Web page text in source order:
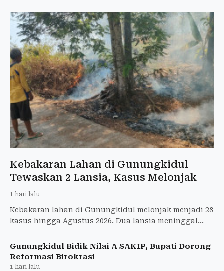
Kebakaran Lahan di Gunungkidul
Tewaskan 2 Lansia, Kasus Melonjak
1 hari lalu
Kebakaran lahan di Gunungkidul melonjak menjadi 28
kasus hingga Agustus 2026. Dua lansia meninggal
Gunungkidul Bidik Nilai A SAKIP, Bupati Dorong
Reformasi Birokrasi
1 hari lalu